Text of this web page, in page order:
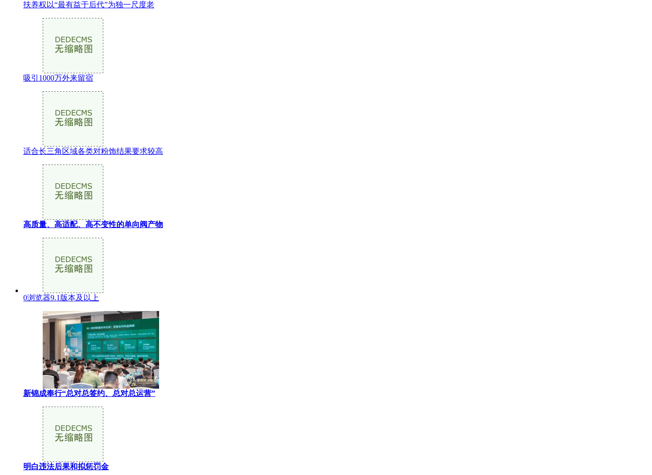
扶养权以“最有益于后代”为独一尺度老
吸引1000万外来留宿
适合长三角区域各类对粉饰结果要求较高
高质量、高适配、高不变性的单向阀产物
0浏览器9.1版本及以上
新锦成奉行“总对总签约、总对总运营”
明白违法后果和拟惩罚金